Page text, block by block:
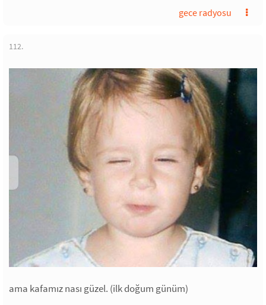
gece radyosu
112.
ama kafamız nası güzel. (ilk doğum günüm)